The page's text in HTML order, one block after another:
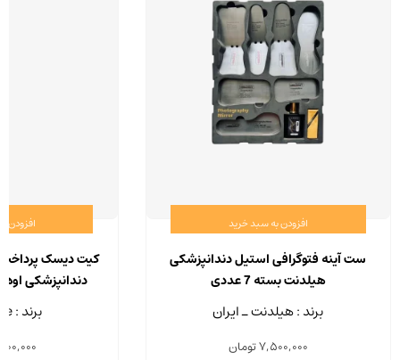
افزودن به سبد خرید
ست آینه فتوگرافی استیل دندانپزشکی
هیلدنت بسته 7 عددی
برند : هیلدنت ـ ایران
7,500,000تومان
افزودن
کیت دیسک پرداخت
DIA
برند : Eve - آلمان